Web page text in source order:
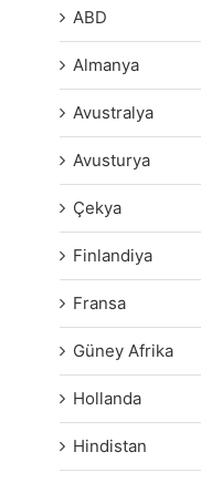
ABD
Almanya
Avustralya
Avusturya
Çekya
Finlandiya
Fransa
Güney Afrika
Hollanda
Hindistan